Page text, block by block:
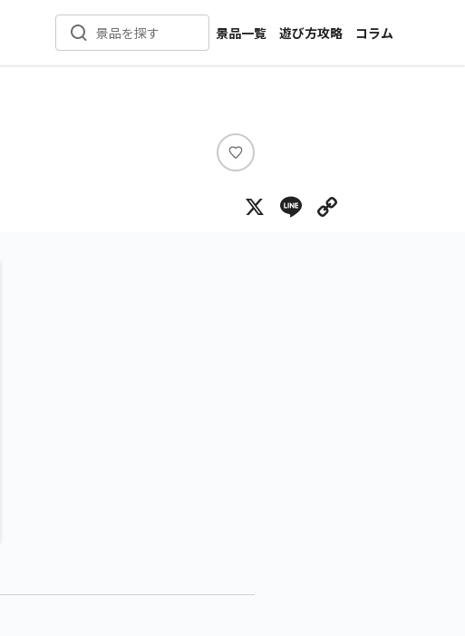
景品を探す
景品一覧
新着景品
メーカー一覧
遊び方攻略
コラム
インタビュー
い
ね
X Line